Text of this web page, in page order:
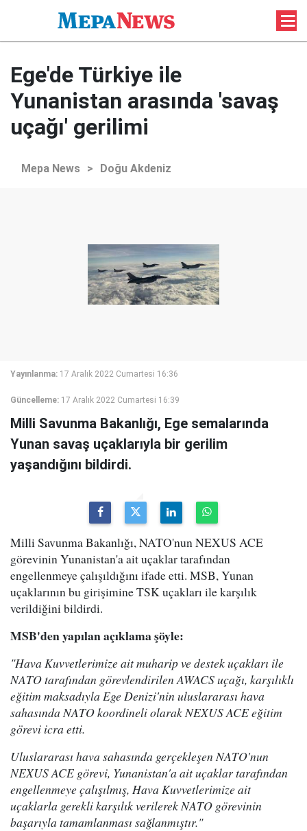
Ege'de Türkiye ile
Yunanistan arasında 'savaş
uçağı' gerilimi
Mepa News > Doğu Akdeniz
Yayınlanma: 17 Aralık 2022 Cumartesi 16:36
Güncelleme: 17 Aralık 2022 Cumartesi 16:39
Milli Savunma Bakanlığı, Ege semalarında
Yunan savaş uçaklarıyla bir gerilim
yaşandığını bildirdi.
Milli Savunma Bakanlığı, NATO'nun NEXUS ACE
görevinin Yunanistan'a ait uçaklar tarafından
engellenmeye çalışıldığını ifade etti. MSB, Yunan
uçaklarının bu girişimine TSK uçakları ile karşılık
verildiğini bildirdi.
MSB'den yapılan açıklama şöyle:
"Hava Kuvvetlerimize ait muharip ve destek uçakları ile
NATO tarafından görevlendirilen AWACS uçağı, karşılıklı
eğitim maksadıyla Ege Denizi'nin uluslararası hava
sahasında NATO koordineli olarak NEXUS ACE eğitim
görevi icra etti.
Uluslararası hava sahasında gerçekleşen NATO'nun
NEXUS ACE görevi, Yunanistan'a ait uçaklar tarafından
engellenmeye çalışılmış, Hava Kuvvetlerimize ait
uçaklarla gerekli karşılık verilerek NATO görevinin
başarıyla tamamlanması sağlanmıştır."